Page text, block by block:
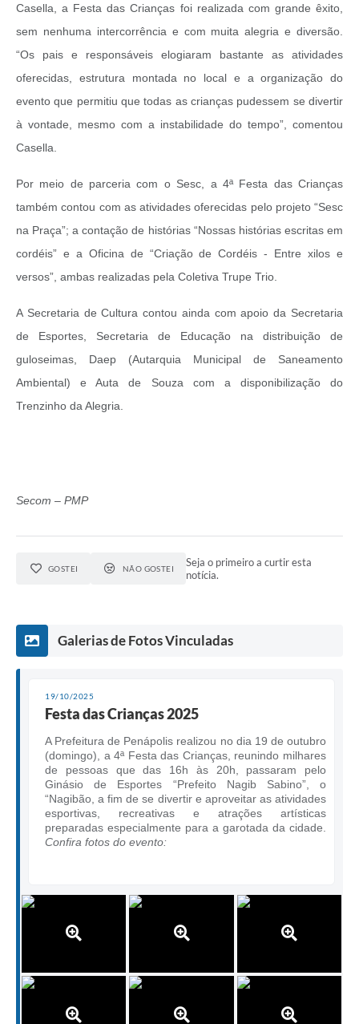
Casella, a Festa das Crianças foi realizada com grande êxito,
sem nenhuma intercorrência e com muita alegria e diversão.
“Os pais e responsáveis elogiaram bastante as atividades
oferecidas, estrutura montada no local e a organização do
evento que permitiu que todas as crianças pudessem se divertir
à vontade, mesmo com a instabilidade do tempo”, comentou
Casella.
Por meio de parceria com o Sesc, a 4ª Festa das Crianças
também contou com as atividades oferecidas pelo projeto “Sesc
na Praça”; a contação de histórias “Nossas histórias escritas em
cordéis” e a Oficina de “Criação de Cordéis - Entre xilos e
versos”, ambas realizadas pela Coletiva Trupe Trio.
A Secretaria de Cultura contou ainda com apoio da Secretaria
de Esportes, Secretaria de Educação na distribuição de
guloseimas, Daep (Autarquia Municipal de Saneamento
Ambiental) e Auta de Souza com a disponibilização do
Trenzinho da Alegria.
Secom – PMP
GOSTEI NÃO GOSTEI
Seja o primeiro a curtir esta
notícia.
Galerias de Fotos Vinculadas
19/10/2025
Festa das Crianças 2025
A Prefeitura de Penápolis realizou no dia 19 de outubro
(domingo), a 4ª Festa das Crianças, reunindo milhares
de pessoas que das 16h às 20h, passaram pelo
Ginásio de Esportes “Prefeito Nagib Sabino”, o
“Nagibão, a fim de se divertir e aproveitar as atividades
esportivas, recreativas e atrações artísticas
preparadas especialmente para a garotada da cidade.
Confira fotos do evento: